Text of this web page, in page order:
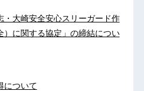
・大崎安全安心スリーガード作
）に関する協定」の締結につい
について